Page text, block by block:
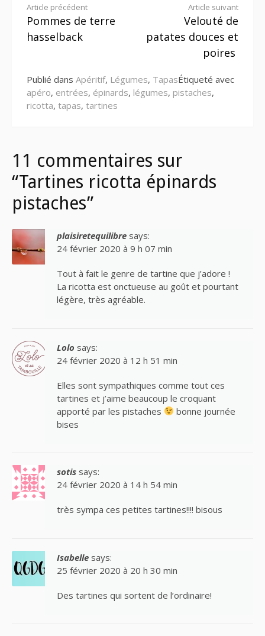
Lire
la
Article précédent
Pommes de terre
hasselback
Article suivant
Velouté de
patates douces et
poires
Publié dans Apéritif, Légumes, TapasÉtiqueté avec
apéro, entrées, épinards, légumes, pistaches,
ricotta, tapas, tartines
11 commentaires sur
“Tartines ricotta épinards
pistaches”
plaisiretequilibre says:
24 février 2020 à 9 h 07 min
Tout à fait le genre de tartine que j’adore !
La ricotta est onctueuse au goût et pourtant
légère, très agréable.
Lolo says:
24 février 2020 à 12 h 51 min
Elles sont sympathiques comme tout ces
tartines et j’aime beaucoup le croquant
apporté par les pistaches
bonne journée
bises
sotis says:
24 février 2020 à 14 h 54 min
très sympa ces petites tartines!!!! bisous
Isabelle says:
25 février 2020 à 20 h 30 min
Des tartines qui sortent de l’ordinaire!